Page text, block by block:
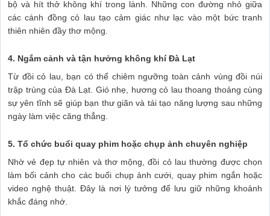
bộ và hít thở không khí trong lành. Những con đường nhỏ giữa
các cánh đồng cỏ lau tạo cảm giác như lạc vào một bức tranh
thiên nhiên đầy thơ mộng.
4. Ngắm cảnh và tận hưởng không khí Đà Lạt
Từ đồi cỏ lau, bạn có thể chiêm ngưỡng toàn cảnh vùng đồi núi
trập trùng của Đà Lạt. Gió nhẹ, hương cỏ lau thoang thoảng cùng
sự yên tĩnh sẽ giúp bạn thư giãn và tái tạo năng lượng sau những
ngày làm việc căng thẳng.
5. Tổ chức buổi quay phim hoặc chụp ảnh chuyên nghiệp
Nhờ vẻ đẹp tự nhiên và thơ mộng, đồi cỏ lau thường được chọn
làm bối cảnh cho các buổi chụp ảnh cưới, quay phim ngắn hoặc
video nghệ thuật. Đây là nơi lý tưởng để lưu giữ những khoảnh
khắc đáng nhớ.